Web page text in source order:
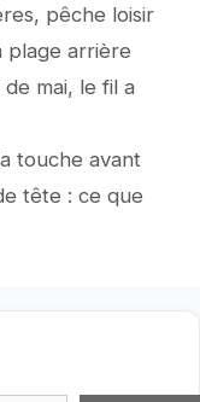
, pêche loisir
plage arrière
mai, le fil a
touche avant
tête : ce que